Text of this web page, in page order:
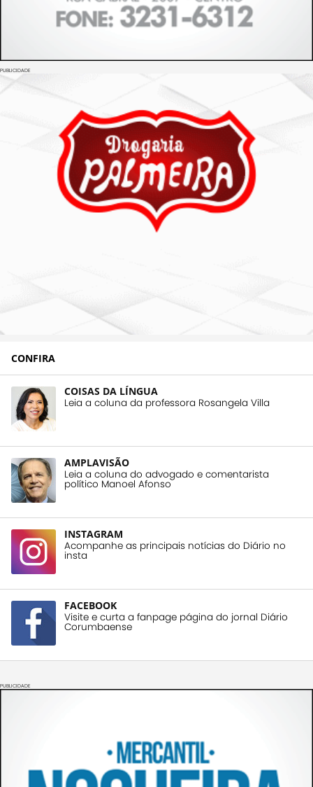
PUBLICIDADE
CONFIRA
COISAS DA LÍNGUA
Leia a coluna da professora Rosangela Villa
AMPLAVISÃO
Leia a coluna do advogado e comentarista
político Manoel Afonso
INSTAGRAM
Acompanhe as principais notícias do Diário no
insta
FACEBOOK
Visite e curta a fanpage página do jornal Diário
Corumbaense
PUBLICIDADE